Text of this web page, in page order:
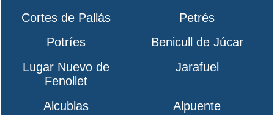
Cortes de Pallás
Petrés
Potríes
Benicull de Júcar
Lugar Nuevo de
Fenollet
Jarafuel
Alcublas
Alpuente